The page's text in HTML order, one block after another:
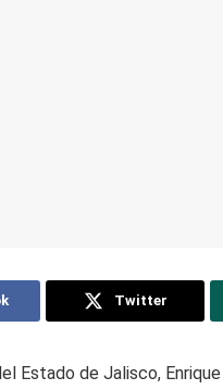
Twitter
Estado de Jalisco,